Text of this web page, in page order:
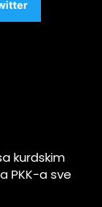
kurdskim
PKK-a sve